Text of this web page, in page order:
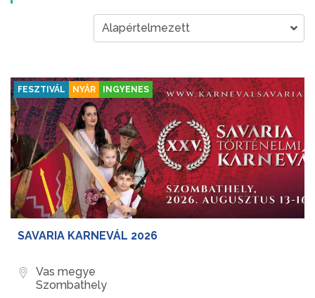
FESZTIVÁL NYÁR INGYENES
SAVARIA KARNEVÁL 2026
Vas megye
Szombathely